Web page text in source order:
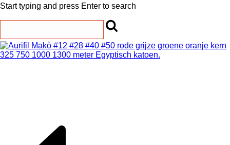
Start typing and press Enter to search